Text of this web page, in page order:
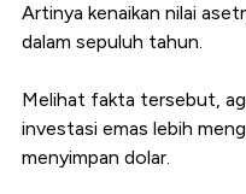
Artinya kenaikan nilai
dalam sepuluh tahun.
Melihat fakta tersebut,
investasi emas lebih
menyimpan dolar.